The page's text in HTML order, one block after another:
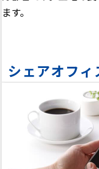
ます。
シェアオフ